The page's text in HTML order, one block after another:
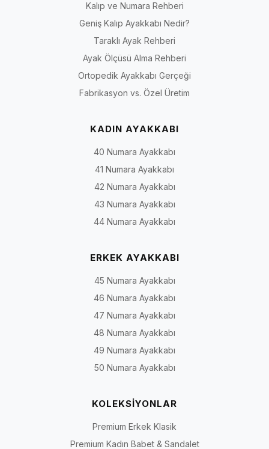
Kalıp ve Numara Rehberi
Geniş Kalıp Ayakkabı Nedir?
Taraklı Ayak Rehberi
Ayak Ölçüsü Alma Rehberi
Ortopedik Ayakkabı Gerçeği
Fabrikasyon vs. Özel Üretim
KADIN AYAKKABI
40 Numara Ayakkabı
41 Numara Ayakkabı
42 Numara Ayakkabı
43 Numara Ayakkabı
44 Numara Ayakkabı
ERKEK AYAKKABI
45 Numara Ayakkabı
46 Numara Ayakkabı
47 Numara Ayakkabı
48 Numara Ayakkabı
49 Numara Ayakkabı
50 Numara Ayakkabı
KOLEKSİYONLAR
Premium Erkek Klasik
Premium Kadın Babet & Sandalet